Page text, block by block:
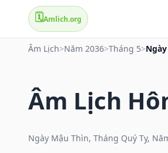
🗓️Amlich.org
Âm Lịch>Năm 2036>Tháng 5>Ngày
Âm Lịch
Ngày Mậu Thìn, Tháng Quý Tỵ,